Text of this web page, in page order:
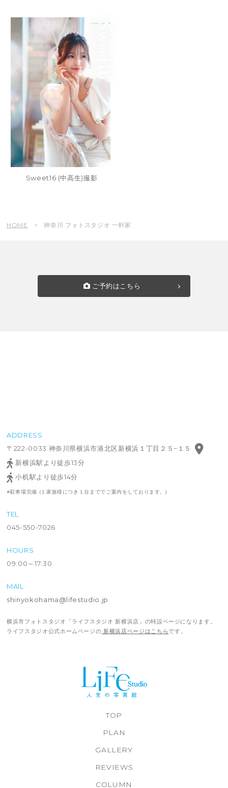
Sweet16 (中高生)撮影
HOME 神奈川 フォトスタジオ 一軒家
ご予約はこちら
ADDRESS
〒222-0033 神奈川県横浜市港北区新横浜１丁目２５−１５
新横浜駅より徒歩13分
小机駅より徒歩14分
※駐車場完備 (１家族様につき１台まででご案内をしております。)
TEL
045-550-7026
HOURS
09:00～17:30
MAIL
shinyokohama@lifestudio.jp
横浜市フォトスタジオ「ライフスタジオ 新横浜店」の特設ページになります。
ライフスタジオ公式ホームページの 新横浜店ページはこちらです。
TOP
PLAN
GALLERY
REVIEWS
COLUMN